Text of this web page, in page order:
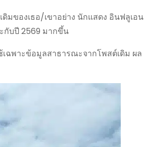
มของเธอ/เขาอย่าง นักแสดง อินฟลูเอน
กับปี 2569 มากขึ้น
ฉพาะข้อมูลสาธารณะจากโพสต์เดิม ผล